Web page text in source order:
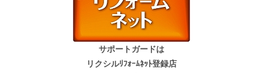
サポートガードは
リクシルﾘﾌｫｰﾑﾈｯﾄ登録店